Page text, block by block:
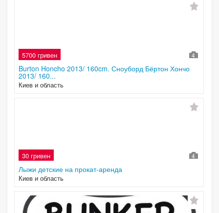
5700 гривен 4
Burton Honcho 2013/ 160cm. Сноуборд Бёртон Хончо
2013/ 160...
Киев и область
30 гривен 4
Лыжи детские на прокат-аренда
Киев и область